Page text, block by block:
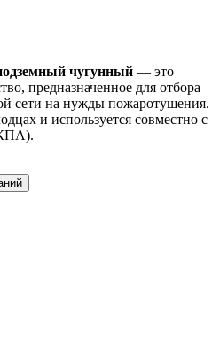
чугунный — это
предназначенное для отбора
сети на нужды пожаротушения.
и используется совместно с